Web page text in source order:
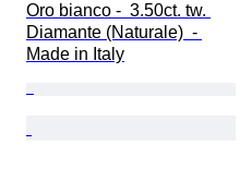
Oro bianco -  3.50ct. tw.
Diamante (Naturale)  -
Made in Italy